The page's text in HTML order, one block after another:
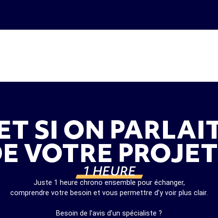
SI ON
VOTRE
1 HEURE
Juste 1 heure chrono ensemble pour échanger,
comprendre votre besoin et vous permettre d’y voir plus clair.
Besoin de l’avis d’un spécialiste ?